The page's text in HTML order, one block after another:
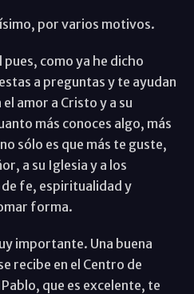
por varios motivos.
como ya he dicho
a preguntas y te ayudan
amor a Cristo y a su
más conoces algo, más
sólo es que más te guste,
a su Iglesia y a los
fe, espiritualidad y
forma.
importante. Una buena
recibe en el Centro de
que es excelente, te